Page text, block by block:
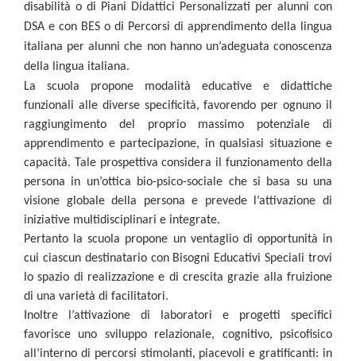
disabilità o di Piani Didattici Personalizzati per alunni con
DSA e con BES o di Percorsi di apprendimento della lingua
italiana per alunni che non hanno un’adeguata conoscenza
della lingua italiana.
La scuola propone modalità educative e didattiche
funzionali alle diverse specificità, favorendo per ognuno il
raggiungimento del proprio massimo potenziale di
apprendimento e partecipazione, in qualsiasi situazione e
capacità. Tale prospettiva considera il funzionamento della
persona in un’ottica bio-psico-sociale che si basa su una
visione globale della persona e prevede l’attivazione di
iniziative multidisciplinari e integrate.
Pertanto la scuola propone un ventaglio di opportunità in
cui ciascun destinatario con Bisogni Educativi Speciali trovi
lo spazio di realizzazione e di crescita grazie alla fruizione
di una varietà di facilitatori.
Inoltre l’attivazione di laboratori e progetti specifici
favorisce uno sviluppo relazionale, cognitivo, psicofisico
all’interno di percorsi stimolanti, piacevoli e gratificanti: in